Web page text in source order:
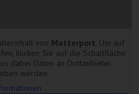
von Matterport. Um auf
klicken Sie auf die Schaltfläche
dabei Daten an Drittanbieter
werden.